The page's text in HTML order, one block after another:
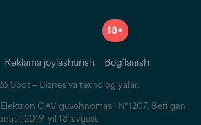
18+
Reklama joylashtirish Bog‘lanish
Spot – Biznes va texnologiyalar.
OAV guvohnomasi: №1207. Berilgan
2019-yil 13-avgust